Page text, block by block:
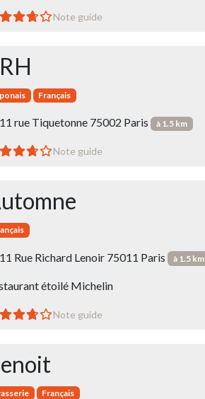
Note guide
Français
11 rue Tiquetonne 75002 Paris à 1.5 km
Note guide
11 Rue Richard Lenoir 75011 Paris à 1.5 km
étoilé Michelin
Note guide
Français